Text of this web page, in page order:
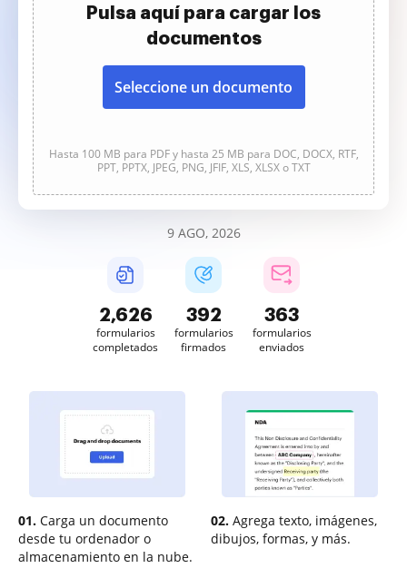
Pulsa aquí para cargar los
documentos
Seleccione un documento
Hasta 100 MB para PDF y hasta 25 MB para DOC, DOCX, RTF,
PPT, PPTX, JPEG, PNG, JFIF, XLS, XLSX o TXT
9 AGO, 2026
2,627
formularios
completados
392
formularios
firmados
363
formularios
enviados
01. Carga un documento
desde tu ordenador o
almacenamiento en la nube.
02. Agrega texto, imágenes,
dibujos, formas, y más.